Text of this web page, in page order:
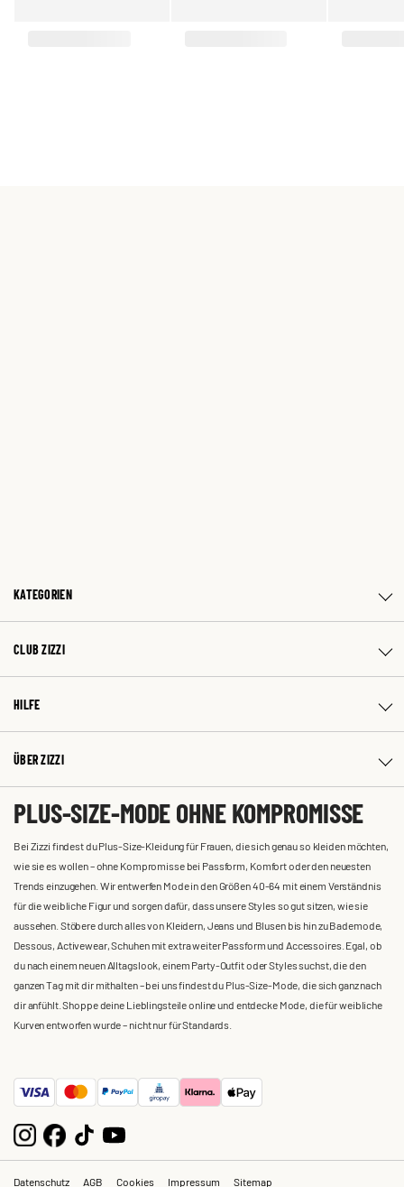
KATEGORIEN
CLUB ZIZZI
HILFE
ÜBER ZIZZI
PLUS-SIZE-MODE OHNE KOMPROMISSE
Bei Zizzi findest du Plus-Size-Kleidung für Frauen, die sich genau so kleiden möchten,
wie sie es wollen – ohne Kompromisse bei Passform, Komfort oder den neuesten
Trends einzugehen. Wir entwerfen Mode in den Größen 40-64 mit einem Verständnis
für die weibliche Figur und sorgen dafür, dass unsere Styles so gut sitzen, wie sie
aussehen. Stöbere durch alles von Kleidern, Jeans und Blusen bis hin zu Bademode,
Dessous, Activewear, Schuhen mit extra weiter Passform und Accessoires. Egal, ob
du nach einem neuen Alltagslook, einem Party-Outfit oder Styles suchst, die den
ganzen Tag mit dir mithalten – bei uns findest du Plus-Size-Mode, die sich ganz nach
dir anfühlt. Shoppe deine Lieblingsteile online und entdecke Mode, die für weibliche
Kurven entworfen wurde – nicht nur für Standards.
Datenschutz AGB Cookies Impressum Sitemap